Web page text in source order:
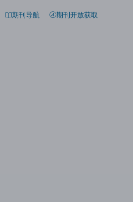
期刊导航 期刊开放获取